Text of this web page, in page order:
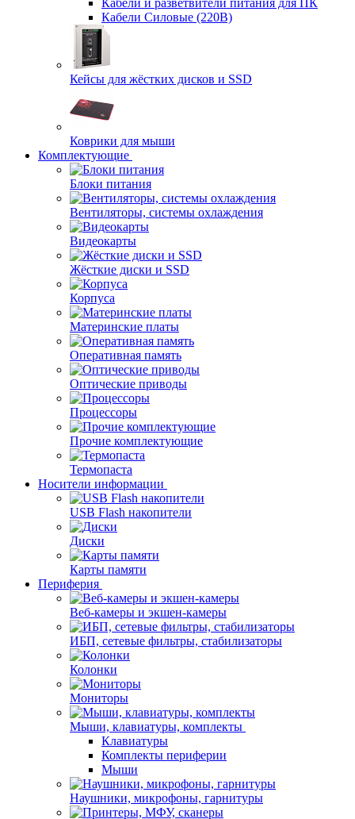
Кабели и разветвители питания для ПК
Кабели Силовые (220В)
Кейсы для жёстких дисков и SSD
Коврики для мыши
Комплектующие
Блоки питания
Вентиляторы, системы охлаждения
Видеокарты
Жёсткие диски и SSD
Корпуса
Материнские платы
Оперативная память
Оптические приводы
Процессоры
Прочие комплектующие
Термопаста
Носители информации
USB Flash накопители
Диски
Карты памяти
Периферия
Веб-камеры и экшен-камеры
ИБП, сетевые фильтры, стабилизаторы
Колонки
Мониторы
Мыши, клавиатуры, комплекты
Клавиатуры
Комплекты периферии
Мыши
Наушники, микрофоны, гарнитуры